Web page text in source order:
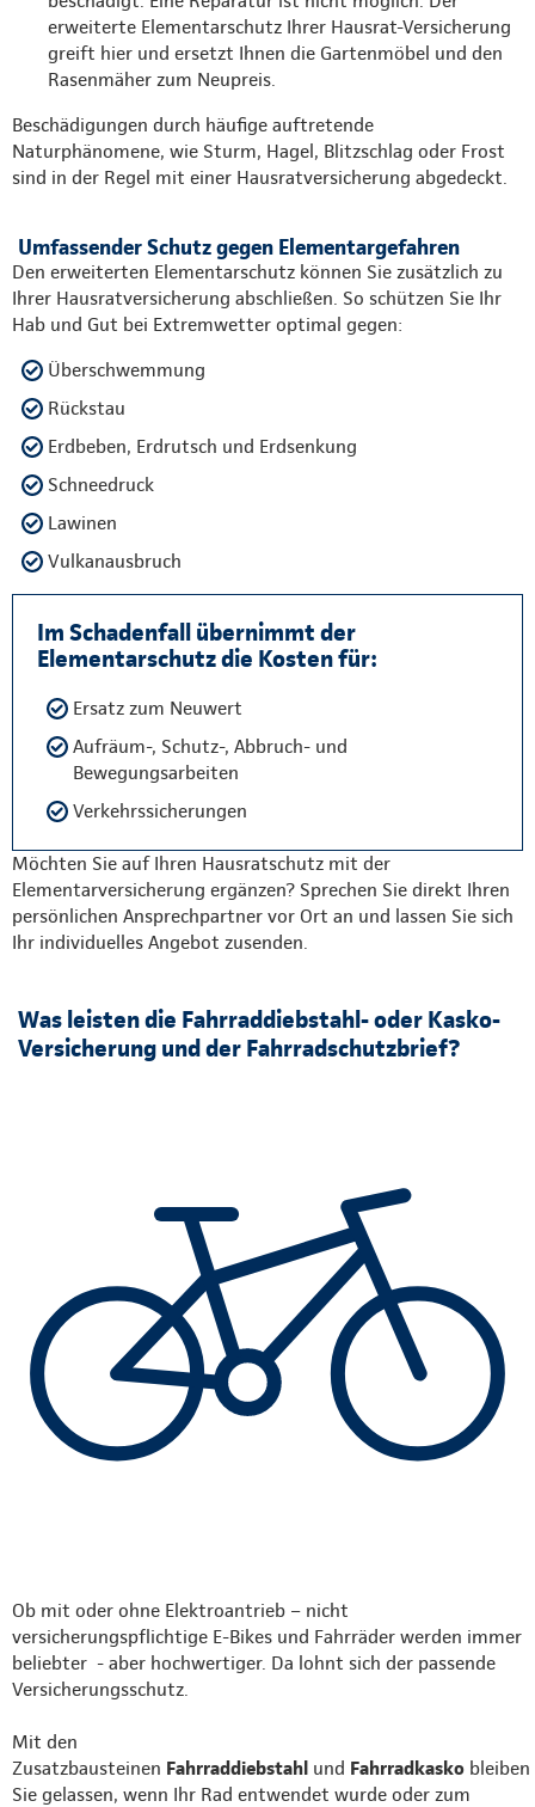
erweiterte Elementarschutz Ihrer Hausrat-Versicherung
greift hier und ersetzt Ihnen die Gartenmöbel und den
Rasenmäher zum Neupreis.
Beschädigungen durch häufige auftretende
Naturphänomene, wie Sturm, Hagel, Blitzschlag oder Frost
sind in der Regel mit einer Hausratversicherung abgedeckt.
Umfassender Schutz gegen Elementargefahren
Den erweiterten Elementarschutz können Sie zusätzlich zu
Ihrer Hausratversicherung abschließen. So schützen Sie Ihr
Hab und Gut bei Extremwetter optimal gegen:
Überschwemmung
Rückstau
Erdbeben, Erdrutsch und Erdsenkung
Schneedruck
Lawinen
Vulkanausbruch
Im Schadenfall übernimmt der
Elementarschutz die Kosten für:
Ersatz zum Neuwert
Aufräum-, Schutz-, Abbruch- und
Bewegungsarbeiten
Verkehrssicherungen
Möchten Sie auf Ihren Hausratschutz mit der
Elementarversicherung ergänzen? Sprechen Sie direkt Ihren
persönlichen Ansprechpartner vor Ort an und lassen Sie sich
Ihr individuelles Angebot zusenden.
Was leisten die Fahrraddiebstahl- oder Kasko-
Versicherung und der Fahrradschutzbrief?
Ob mit oder ohne Elektroantrieb – nicht
versicherungspflichtige E-Bikes und Fahrräder werden immer
beliebter - aber hochwertiger. Da lohnt sich der passende
Versicherungsschutz.
Mit den
Zusatzbausteinen Fahrraddiebstahl und Fahrradkasko bleiben
Sie gelassen, wenn Ihr Rad entwendet wurde oder zum